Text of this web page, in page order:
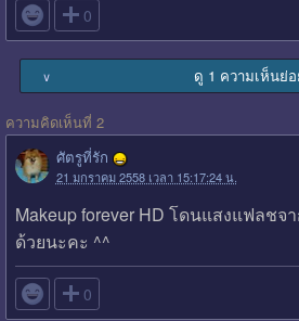
 0
∨ ดู 1 ความเห็นย่
ความคิดเห็นที่ 2
ศัตรูที่รัก
21 มกราคม 2558 เวลา 15:17:24 น.
Makeup forever HD โดนแสงแฟลช
ด้วยนะคะ ^^
 0